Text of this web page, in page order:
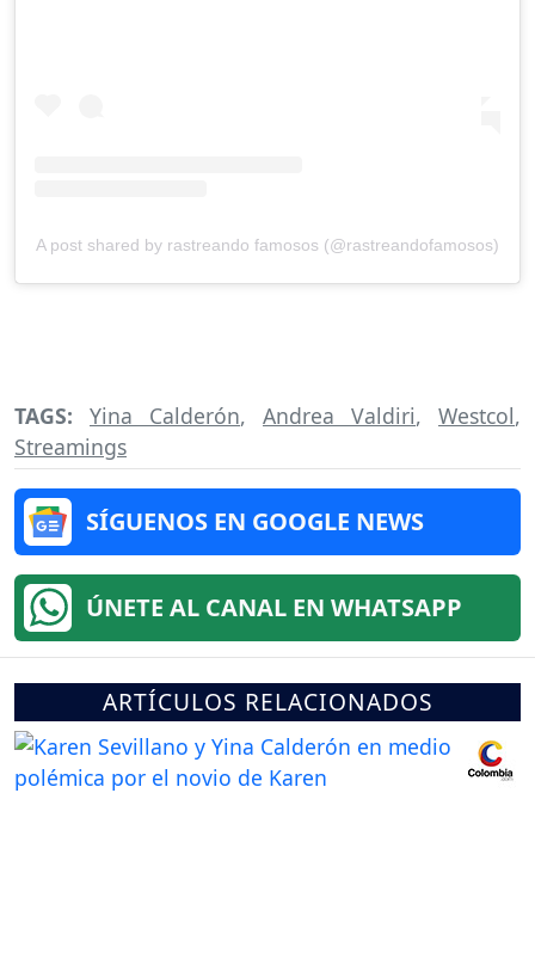
A post shared by rastreando famosos (@rastreandofamosos)
TAGS: Yina Calderón, Andrea Valdiri, Westcol,
Streamings
SÍGUENOS EN GOOGLE NEWS
ÚNETE AL CANAL EN WHATSAPP
ARTÍCULOS RELACIONADOS